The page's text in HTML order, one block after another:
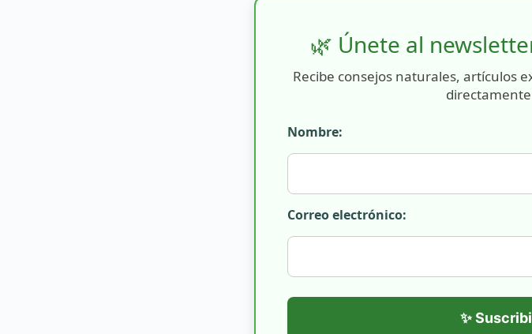
🌿 Únete al
Recibe consejos naturales, artículos
Nombre:
Correo electrónico:
✨